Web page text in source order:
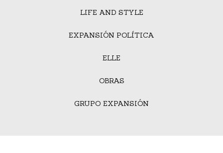
LIFE AND STYLE
EXPANSIÓN POLÍTICA
ELLE
OBRAS
GRUPO EXPANSIÓN